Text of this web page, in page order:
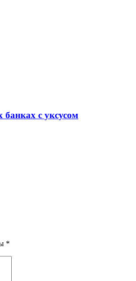
банках с уксусом
*